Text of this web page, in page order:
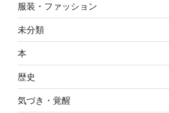
服装・ファッション
未分類
本
歴史
気づき・覚醒